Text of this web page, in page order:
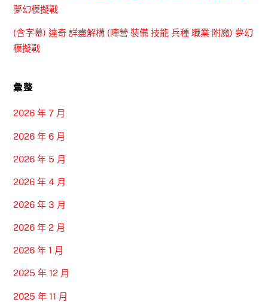
夢幻模擬戰
(含字幕) 達奇 詳盡解構 (陣營 裝備 技能 兵種 職業 附魔) 夢幻
模擬戰
彙整
2026 年 7 月
2026 年 6 月
2026 年 5 月
2026 年 4 月
2026 年 3 月
2026 年 2 月
2026 年 1 月
2025 年 12 月
2025 年 11 月